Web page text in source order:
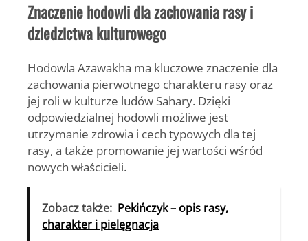
Znaczenie hodowli dla zachowania rasy i
dziedzictwa kulturowego
Hodowla Azawakha ma kluczowe znaczenie dla
zachowania pierwotnego charakteru rasy oraz
jej roli w kulturze ludów Sahary. Dzięki
odpowiedzialnej hodowli możliwe jest
utrzymanie zdrowia i cech typowych dla tej
rasy, a także promowanie jej wartości wśród
nowych właścicieli.
Zobacz także: Pekińczyk – opis rasy,
charakter i pielęgnacja